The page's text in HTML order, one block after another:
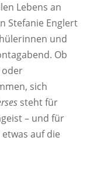
Lebens an
Stefanie Englert
und
Ob
sich
steht für
– und für
auf die